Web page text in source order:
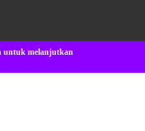
untuk melanjutkan